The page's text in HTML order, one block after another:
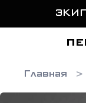
Главная